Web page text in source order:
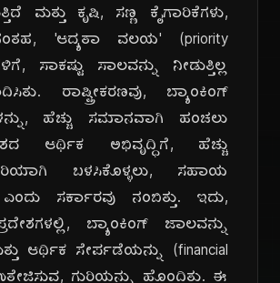
ಮತ್ತು ಕೃಷಿ, ಸಣ್ಣ ಕೈಗಾರಿಕೆಗಳು,
'ಆದ್ಯತಾ ವಲಯ' (priority
ಸಾಕಷ್ಟು ಸಾಲವನ್ನು ನೀಡುತ್ತಿಲ್ಲ
ರಾಷ್ಟ್ರೀಕರಣವು, ಬ್ಯಾಂಕಿಂಗ್
ಹೆಚ್ಚು ಸಮಾನವಾಗಿ ಹಂಚಲು
ಆರ್ಥಿಕ ಅಭಿವೃದ್ಧಿಗೆ, ಹೆಚ್ಚು
ಬಳಸಿಕೊಳ್ಳಲು, ಸಹಾಯ
ಸರ್ಕಾರವು ನಂಬಿತ್ತು. ಇದು,
ಬ್ಯಾಂಕಿಂಗ್ ಜಾಲವನ್ನು
ಆರ್ಥಿಕ ಸೇರ್ಪಡೆಯನ್ನು (financial